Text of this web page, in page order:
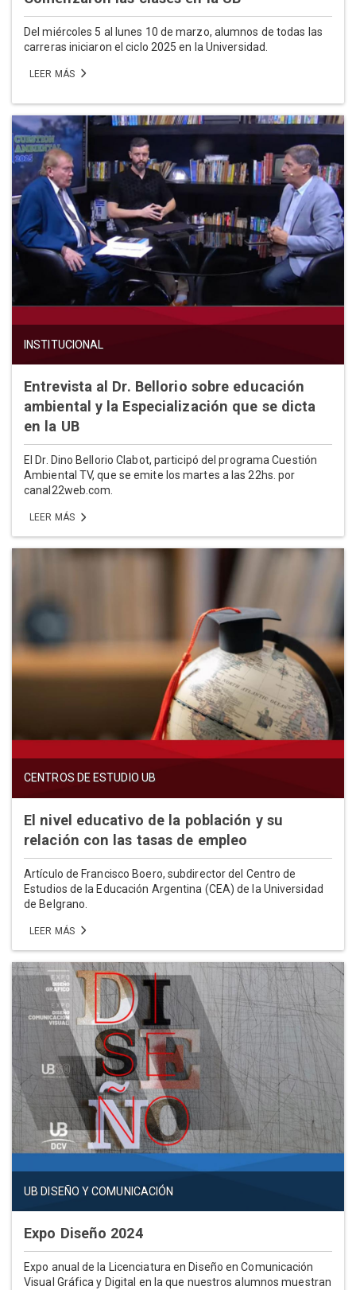
Del miércoles 5 al lunes 10 de marzo, alumnos de todas las
carreras iniciaron el ciclo 2025 en la Universidad.
LEER MÁS
INSTITUCIONAL
Entrevista al Dr. Bellorio sobre educación
ambiental y la Especialización que se dicta
en la UB
El Dr. Dino Bellorio Clabot, participó del programa Cuestión
Ambiental TV, que se emite los martes a las 22hs. por
canal22web.com.
LEER MÁS
CENTROS DE ESTUDIO UB
El nivel educativo de la población y su
relación con las tasas de empleo
Artículo de Francisco Boero, subdirector del Centro de
Estudios de la Educación Argentina (CEA) de la Universidad
de Belgrano.
LEER MÁS
UB DISEÑO Y COMUNICACIÓN
Expo Diseño 2024
Expo anual de la Licenciatura en Diseño en Comunicación
Visual Gráfica y Digital en la que nuestros alumnos muestran